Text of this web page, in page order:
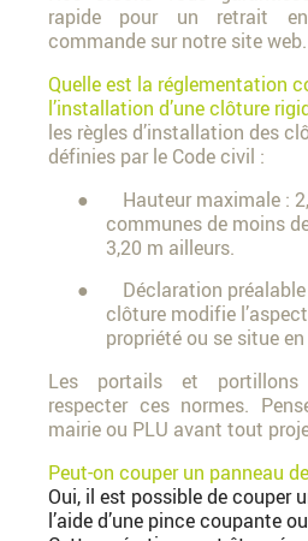
rapide pour un retrait
commande sur notre site web.
Quelle est la réglementation
l’installation d’une clôture
les règles d’installation des
définies par le Code civil :
● Hauteur maximale :
communes de moins
3,20 m ailleurs.
● Déclaration préalable
clôture modifie
propriété ou se situe
Les portails et portillons
respecter ces normes.
mairie ou PLU avant tout
Peut-on couper un panneau
Oui, il est possible de couper
l’aide d’une pince coupante